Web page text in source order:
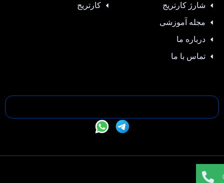
شارژ کارتریج
مجله آموزشی
درباره ما
تماس با ما
کارتریج
تمامی حقوق این سایت متعلق به —- می باشد |